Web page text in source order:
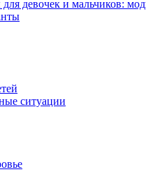
девочек и мальчиков:
ситуации